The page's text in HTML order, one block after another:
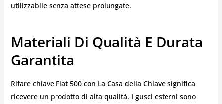
utilizzabile senza attese prolungate.
Materiali Di Qualità E Durata
Garantita
Rifare chiave Fiat 500 con La Casa della Chiave significa
ricevere un prodotto di alta qualità. I gusci esterni sono